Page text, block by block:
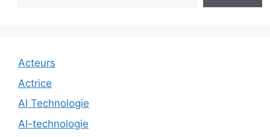
Acteurs
Actrice
AI Technologie
AI-technologie